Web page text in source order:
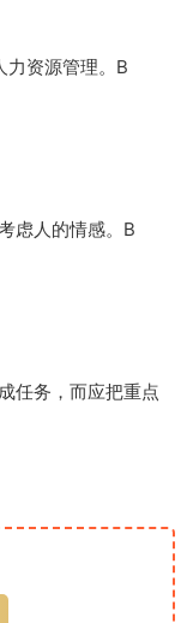
力资源管理。B
虑人的情感。B
任务，而应把重点